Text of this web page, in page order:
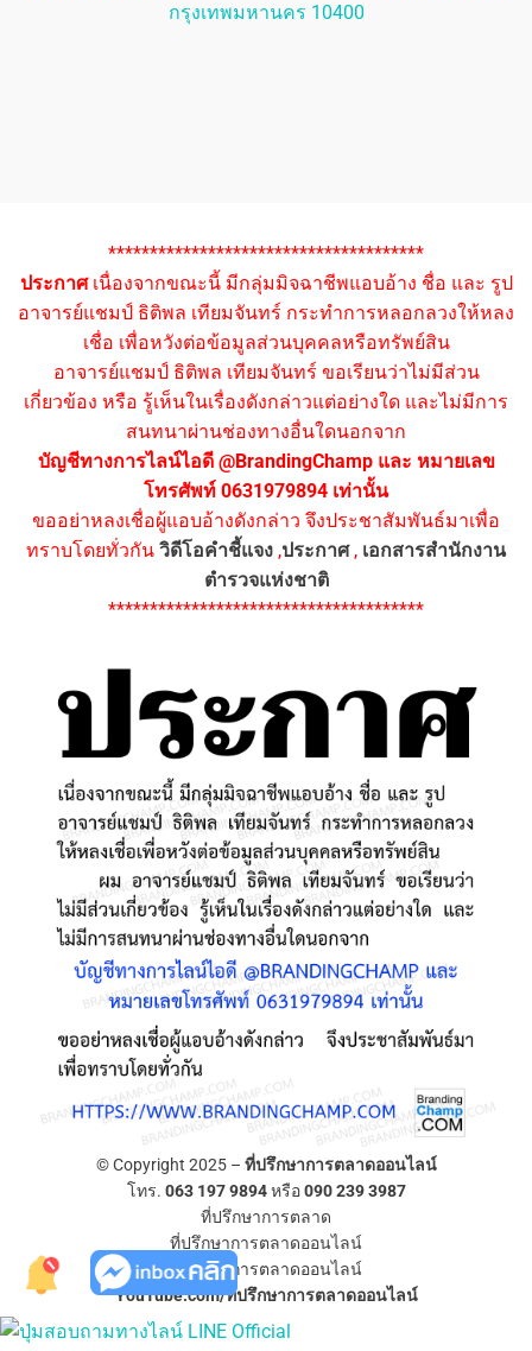
กรุงเทพมหานคร 10400
**************************************
ประกาศเนื่องจากขณะนี้ มีกลุ่มมิจฉาชีพแอบอ้าง ชื่อ และ รูป
อาจารย์แชมป์ ธิติพล เทียมจันทร์ กระทำการหลอกลวงให้หลง
เชื่อ เพื่อหวังต่อข้อมูลส่วนบุคคลหรือทรัพย์สิน
อาจารย์แชมป์ ธิติพล เทียมจันทร์ ขอเรียนว่าไม่มีส่วน
เกี่ยวข้อง หรือ รู้เห็นในเรื่องดังกล่าวแต่อย่างใด และไม่มีการ
สนทนาผ่านช่องทางอื่นใดนอกจาก
บัญชีทางการไลน์ไอดี @BrandingChamp และ หมายเลข
โทรศัพท์ 0631979894 เท่านั้น
ขออย่าหลงเชื่อผู้แอบอ้างดังกล่าว จึงประชาสัมพันธ์มาเพื่อ
ทราบโดยทั่วกัน วิดีโอคำชี้แจง ,ประกาศ, เอกสารสำนักงาน
ตำรวจแห่งชาติ
**************************************
© Copyright 2025 – ที่ปรึกษาการตลาดออนไลน์
โทร. 063 197 9894หรือ090 239 3987
ที่ปรึกษาการตลาด
ที่ปรึกษาการตลาดออนไลน์
ที่ปรึกษาการตลาดออนไลน์
YouTube.com/ที่ปรึกษาการตลาดออนไลน์